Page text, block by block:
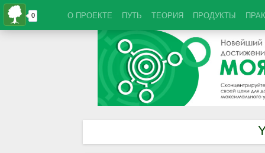
О ПРОЕКТЕ ПУТЬ ТЕОРИЯ ПРОДУКТЫ